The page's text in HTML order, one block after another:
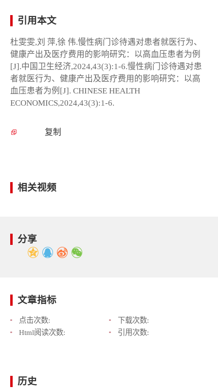
引用本文
杜雯雯,刘 萍,徐 伟.慢性病门诊待遇对患者就医行为、
健康产出及医疗费用的影响研究：以高血压患者为例
[J].中国卫生经济,2024,43(3):1-6.慢性病门诊待遇对患
者就医行为、健康产出及医疗费用的影响研究：以高
血压患者为例[J]. CHINESE HEALTH
ECONOMICS,2024,43(3):1-6.
复制
相关视频
分享
文章指标
点击次数:
下载次数:
Html阅读次数:
引用次数:
历史